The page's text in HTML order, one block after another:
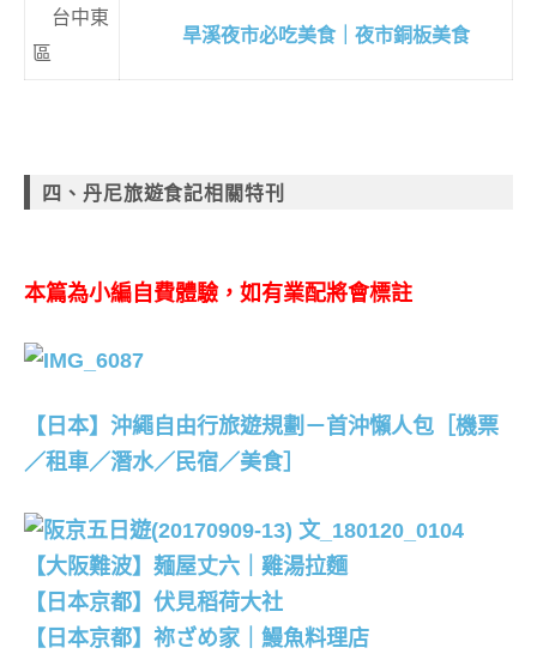
台中東
區
旱溪夜市必吃美食｜夜市銅板美食
四、丹尼旅遊食記相關特刊
本篇為小編自費體驗，如有業配將會標註
【日本】沖繩自由行旅遊規劃－首沖懶人包［機票
／租車／潛水／民宿／美食］
【大阪難波】麺屋丈六｜雞湯拉麵
【日本京都】伏見稻荷大社
【日本京都】祢ざめ家｜鰻魚料理店